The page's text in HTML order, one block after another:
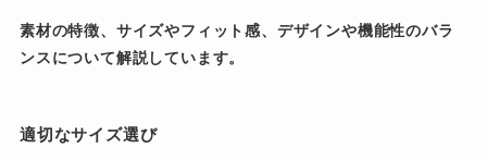
素材の特徴、サイズやフィット感、デザインや機能性のバラ
ンスについて解説しています。
適切なサイズ選び